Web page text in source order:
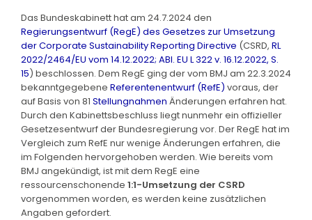
Das Bundeskabinett hat am 24.7.2024 den
Regierungsentwurf (RegE) des Gesetzes zur Umsetzung
der Corporate Sustainability Reporting Directive (CSRD, RL
2022/2464/EU vom 14.12.2022; ABl. EU L 322 v. 16.12.2022, S.
15) beschlossen. Dem RegE ging der vom BMJ am 22.3.2024
bekanntgegebene Referentenentwurf (RefE) voraus, der
auf Basis von 81 Stellungnahmen Änderungen erfahren hat.
Durch den Kabinettsbeschluss liegt nunmehr ein offizieller
Gesetzesentwurf der Bundesregierung vor. Der RegE hat im
Vergleich zum RefE nur wenige Änderungen erfahren, die
im Folgenden hervorgehoben werden. Wie bereits vom
BMJ angekündigt, ist mit dem RegE eine
ressourcenschonende 1:1-Umsetzung der CSRD
vorgenommen worden, es werden keine zusätzlichen
Angaben gefordert.